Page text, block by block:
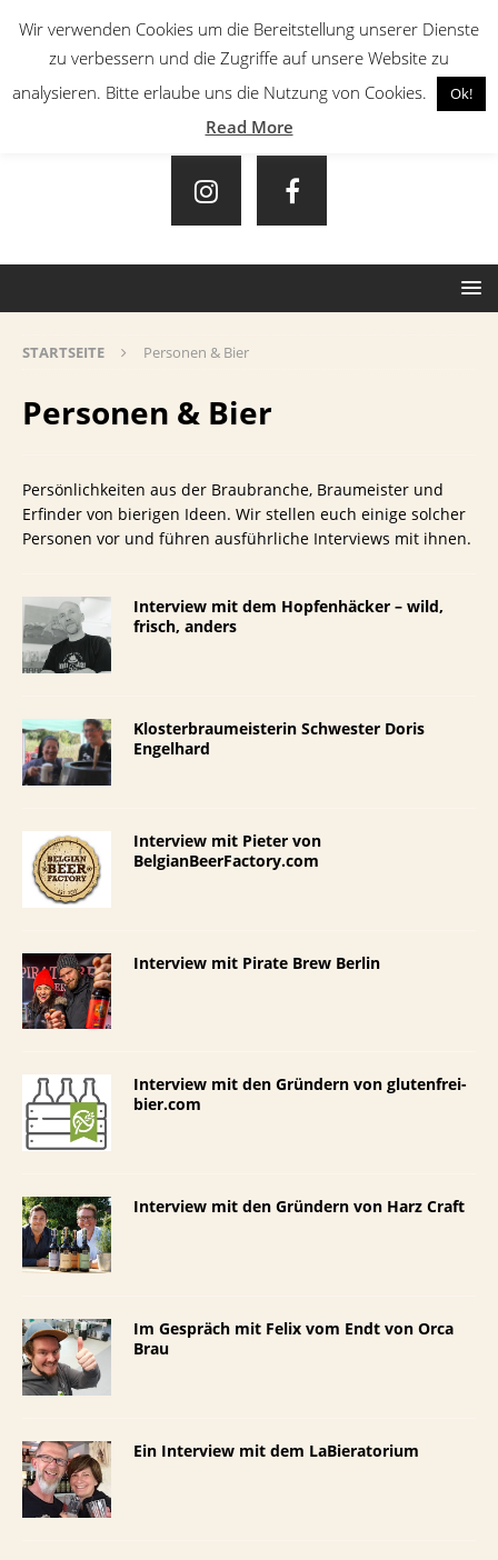
STARTSEITE Personen & Bier
Personen & Bier
Persönlichkeiten aus der Braubranche, Braumeister und
Erfinder von bierigen Ideen. Wir stellen euch einige solcher
Personen vor und führen ausführliche Interviews mit ihnen.
Interview mit dem Hopfenhäcker – wild,
frisch, anders
Klosterbraumeisterin Schwester Doris
Engelhard
Interview mit Pieter von
BelgianBeerFactory.com
Interview mit Pirate Brew Berlin
Interview mit den Gründern von glutenfrei-
bier.com
Interview mit den Gründern von Harz Craft
Im Gespräch mit Felix vom Endt von Orca
Brau
Ein Interview mit dem LaBieratorium
Wir verwenden Cookies um die Bereitstellung unserer Dienste
zu verbessern und die Zugriffe auf unsere Website zu
analysieren. Bitte erlaube uns die Nutzung von Cookies.
Ok!
Read More